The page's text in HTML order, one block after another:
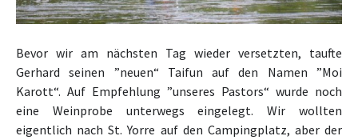
Bevor wir am nächsten Tag wieder versetzten, taufte
Gerhard seinen ”neuen“ Taifun auf den Namen ”Moi
Karott“. Auf Empfehlung ”unseres Pastors“ wurde noch
eine Weinprobe unterwegs eingelegt.
Wir wollten
eigentlich nach St. Yorre auf den Campingplatz, aber der